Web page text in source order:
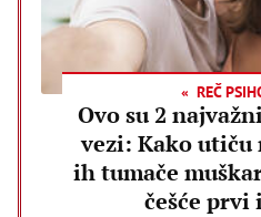
REČ
Ovo su 2
vezi: Kako utiču
ih tumače
češće prvi